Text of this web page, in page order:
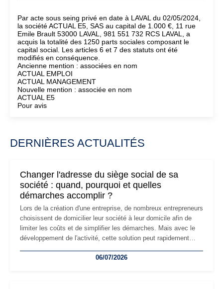
Par acte sous seing privé en date à LAVAL du 02/05/2024,
la société ACTUAL E5, SAS au capital de 1.000 €, 11 rue
Emile Brault 53000 LAVAL, 981 551 732 RCS LAVAL, a
acquis la totalité des 1250 parts sociales composant le
capital social. Les articles 6 et 7 des statuts ont été
modifiés en conséquence.
Ancienne mention : associées en nom
ACTUAL EMPLOI
ACTUAL MANAGEMENT
Nouvelle mention : associée en nom
ACTUAL E5
Pour avis
DERNIÈRES ACTUALITÉS
Changer l'adresse du siège social de sa
société : quand, pourquoi et quelles
démarches accomplir ?
Lors de la création d'une entreprise, de nombreux entrepreneurs
choisissent de domicilier leur société à leur domicile afin de
limiter les coûts et de simplifier les démarches. Mais avec le
développement de l'activité, cette solution peut rapidement
professionnels, recrutement, image de marque… Le
06/07/2026